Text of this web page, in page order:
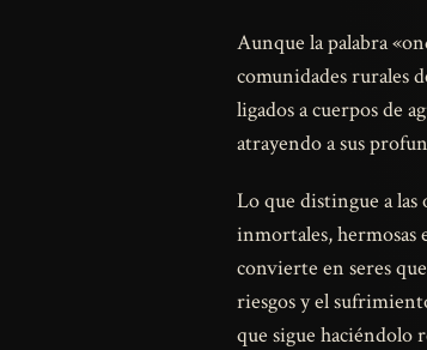
Aunque la palabra
comunidades rurales
ligados a cuerpos de
atrayendo a sus
Lo que distingue a
inmortales, hermosas
convierte en seres
riesgos y el
que sigue haciéndolo